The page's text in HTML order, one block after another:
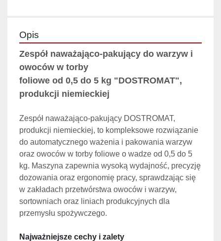
Opis
Zespół naważająco-pakujący do warzyw i
owoców w torby
foliowe od 0,5 do 5 kg "DOSTROMAT",
produkcji niemieckiej
Zespół naważająco-pakujący DOSTROMAT,
produkcji niemieckiej, to kompleksowe rozwiązanie
do automatycznego ważenia i pakowania warzyw
oraz owoców w torby foliowe o wadze od 0,5 do 5
kg. Maszyna zapewnia wysoką wydajność, precyzję
dozowania oraz ergonomię pracy, sprawdzając się
w zakładach przetwórstwa owoców i warzyw,
sortowniach oraz liniach produkcyjnych dla
przemysłu spożywczego.
Najważniejsze cechy i zalety